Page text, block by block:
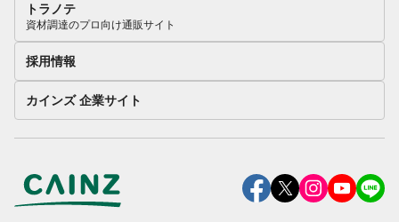
トラノテ
資材調達のプロ向け通販サイト
採用情報
カインズ 企業サイト